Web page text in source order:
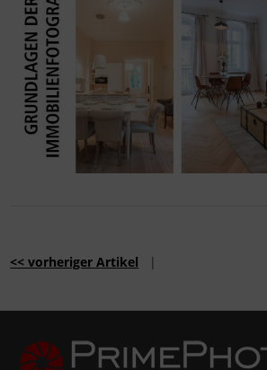
<< vorheriger Artikel |